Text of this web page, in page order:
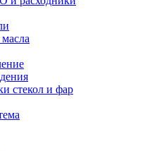
стекол и фар